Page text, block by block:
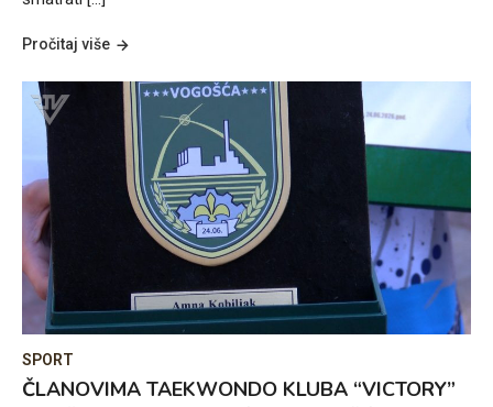
Pročitaj više
SPORT
ČLANOVIMA TAEKWONDO KLUBA “VICTORY”